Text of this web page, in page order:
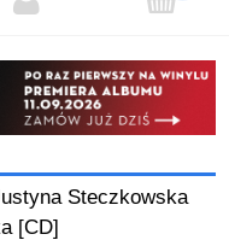
Steczkowska
[CD]